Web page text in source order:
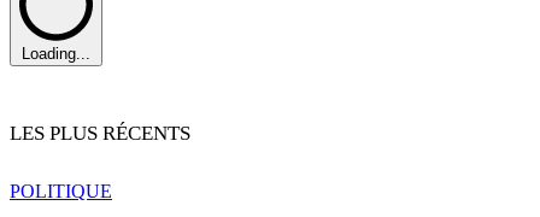
Loading...
LES PLUS RÉCENTS
POLITIQUE